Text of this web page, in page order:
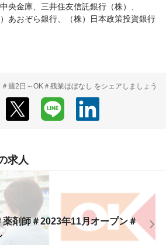
央金庫、三井住友信託銀行（株）、
あおぞら銀行、（株）日本政策投資銀行
週2日～OK＃残業ほぼなし をシェアしましょう
求人
薬剤師＃2023年11月オープン＃